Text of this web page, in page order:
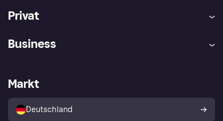
Privat
Klarna App
Shops entdecken
Käuferschutzrichtlinie
Dein Widerrufsrecht
Business
Händlerportal
Markt
Deutschland